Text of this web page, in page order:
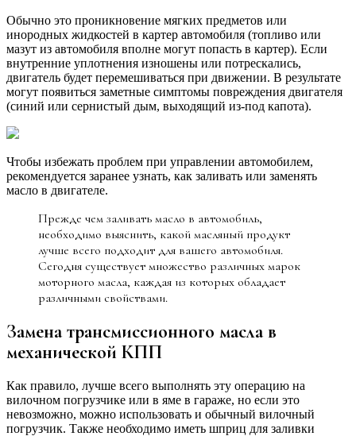
Обычно это проникновение мягких предметов или
инородных жидкостей в картер автомобиля (топливо или
мазут из автомобиля вполне могут попасть в картер). Если
внутренние уплотнения изношены или потрескались,
двигатель будет перемешиваться при движении. В результате
могут появиться заметные симптомы повреждения двигателя
(синий или сернистый дым, выходящий из-под капота).
Чтобы избежать проблем при управлении автомобилем,
рекомендуется заранее узнать, как заливать или заменять
масло в двигателе.
Прежде чем заливать масло в автомобиль,
необходимо выяснить, какой масляный продукт
лучше всего подходит для вашего автомобиля.
Сегодня существует множество различных марок
моторного масла, каждая из которых обладает
различными свойствами.
Замена трансмиссионного масла в
механической КПП
Как правило, лучше всего выполнять эту операцию на
вилочном погрузчике или в яме в гараже, но если это
невозможно, можно использовать и обычный вилочный
погрузчик. Также необходимо иметь шприц для заливки